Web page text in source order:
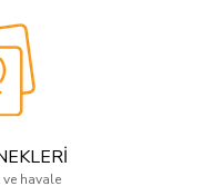
ve havale